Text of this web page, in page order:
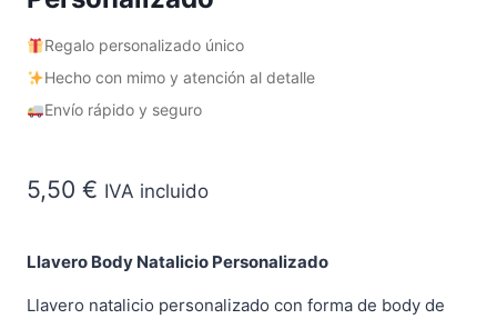
Regalo personalizado único
Hecho con mimo y atención al detalle
Envío rápido y seguro
5,50 € IVA incluido
Llavero Body Natalicio Personalizado
Llavero natalicio personalizado con forma de body de